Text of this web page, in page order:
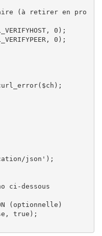
(à retirer en pro
0);
0);
json');
ci-dessous
(optionnelle)
true);